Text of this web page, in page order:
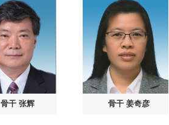
骨干张辉 骨干姜奇彦